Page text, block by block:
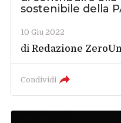
sostenibile della
10 Giu 2022
diRedazione
Condividi